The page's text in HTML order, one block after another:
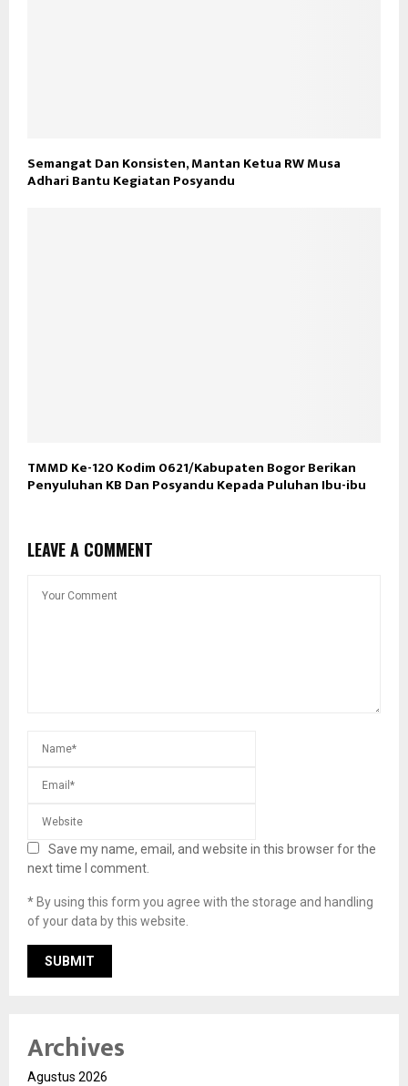
Semangat Dan Konsisten, Mantan Ketua RW Musa
Adhari Bantu Kegiatan Posyandu
TMMD Ke-120 Kodim 0621/Kabupaten Bogor Berikan
Penyuluhan KB Dan Posyandu Kepada Puluhan Ibu-ibu
LEAVE A COMMENT
Save my name, email, and website in this browser for the
next time I comment.
* By using this form you agree with the storage and handling
of your data by this website.
Archives
Agustus 2026